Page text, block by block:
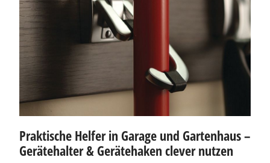
Praktische Helfer in Garage und Gartenhaus –
Gerätehalter & Gerätehaken clever nutzen